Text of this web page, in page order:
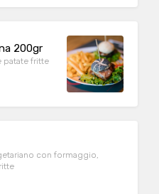
200gr
patate fritte
con formaggio,